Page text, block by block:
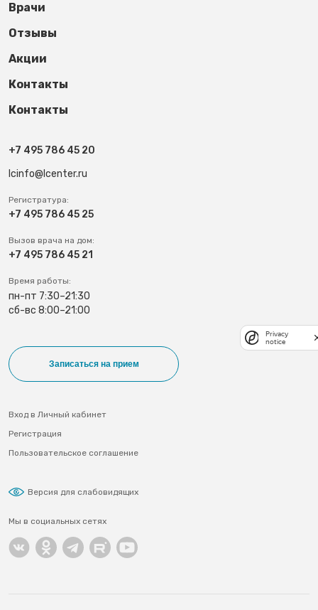
Врачи
Отзывы
Акции
Контакты
Контакты
+7 495 786 45 20
lcinfo@lcenter.ru
Регистратура:
+7 495 786 45 25
Вызов врача на дом:
+7 495 786 45 21
Время работы:
пн-пт 7:30–21:30
сб-вс 8:00–21:00
Записаться на прием
Вход в Личный кабинет
Регистрация
Пользовательское соглашение
Версия для слабовидящих
Мы в социальных сетях
Privacy
notice